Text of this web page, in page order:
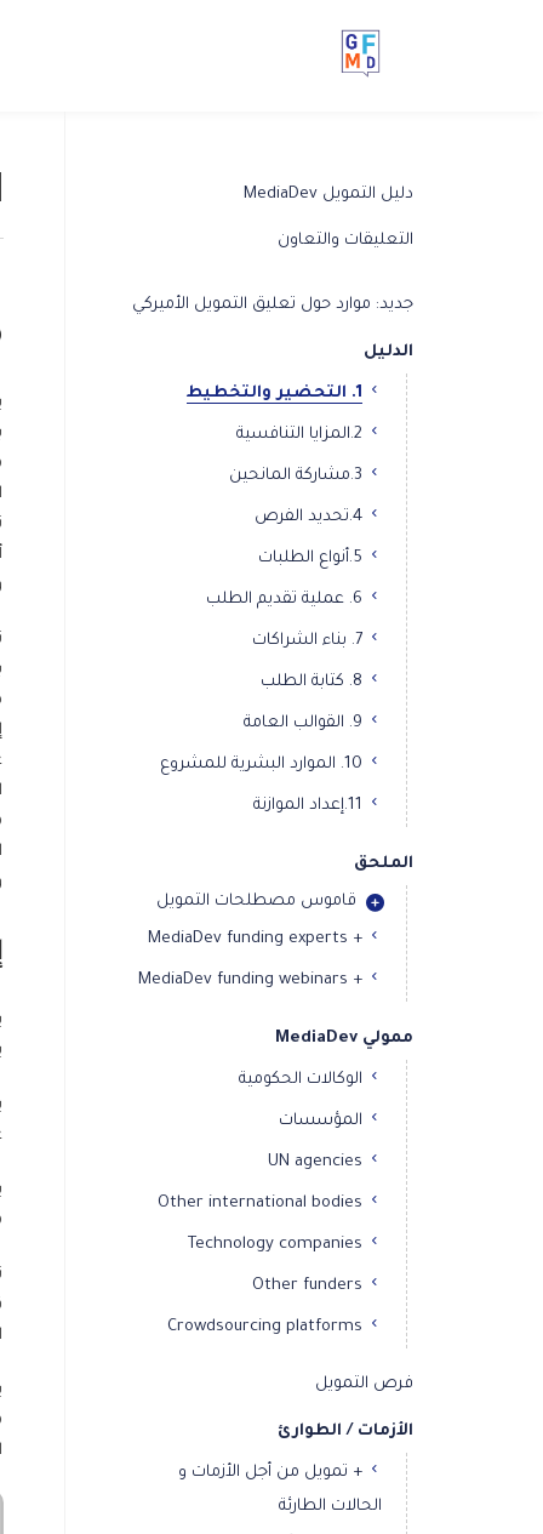
1. دليل التمويل MediaDev
التعليقات والتعاون
جديد: موارد حول تعليق التمويل الأميركي
الدليل
1. التحضير والتخطيط
2.المزايا التنافسية
3.مشاركة المانحين
4.تحديد الفرص
5.أنواع الطلبات
6. عملية تقديم الطلب
7. بناء الشراكات
8. كتابة الطلب
9. القوالب العامة
10. الموارد البشرية للمشروع
11.إعداد الموازنة
الملحق
قاموس مصطلحات التمويل
+ MediaDev funding experts
+ MediaDev funding webinars
ممولي MediaDev
الوكالات الحكومية
المؤسسات
UN agencies
Other international bodies
Technology companies
Other funders
Crowdsourcing platforms
فرص التمويل
الأزمات / الطوارئ
+ تمويل من أجل الأزمات و
الحالات الطارئة